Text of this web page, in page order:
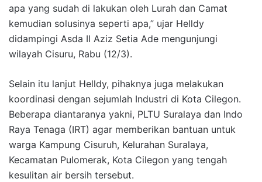
apa yang sudah di lakukan oleh Lurah dan Camat
kemudian solusinya seperti apa,” ujar Helldy
didampingi Asda II Aziz Setia Ade mengunjungi
wilayah Cisuru, Rabu (12/3).
Selain itu lanjut Helldy, pihaknya juga melakukan
koordinasi dengan sejumlah Industri di Kota Cilegon.
Beberapa diantaranya yakni, PLTU Suralaya dan Indo
Raya Tenaga (IRT) agar memberikan bantuan untuk
warga Kampung Cisuruh, Kelurahan Suralaya,
Kecamatan Pulomerak, Kota Cilegon yang tengah
kesulitan air bersih tersebut.